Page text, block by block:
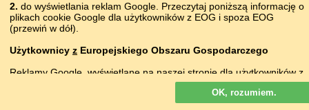
 717  3366
 666183
2. do wyświetlania reklam Google. Przeczytaj poniższą informację o
plikach cookie Google dla użytkowników z EOG i spoza EOG
(przewiń w dół).
Użytkownicy z Europejskiego Obszaru Gospodarczego
Reklamy Google, wyświetlane na naszej stronie dla użytkowników z
są personalizowane. Chociaż reklamy te nie wykorzystują
plików cookie na potrzeby personalizacji reklam, to wykorzystują je,
by umożliwiać ograniczenie liczby wyświetleń, generowanie
OK, rozumiem.